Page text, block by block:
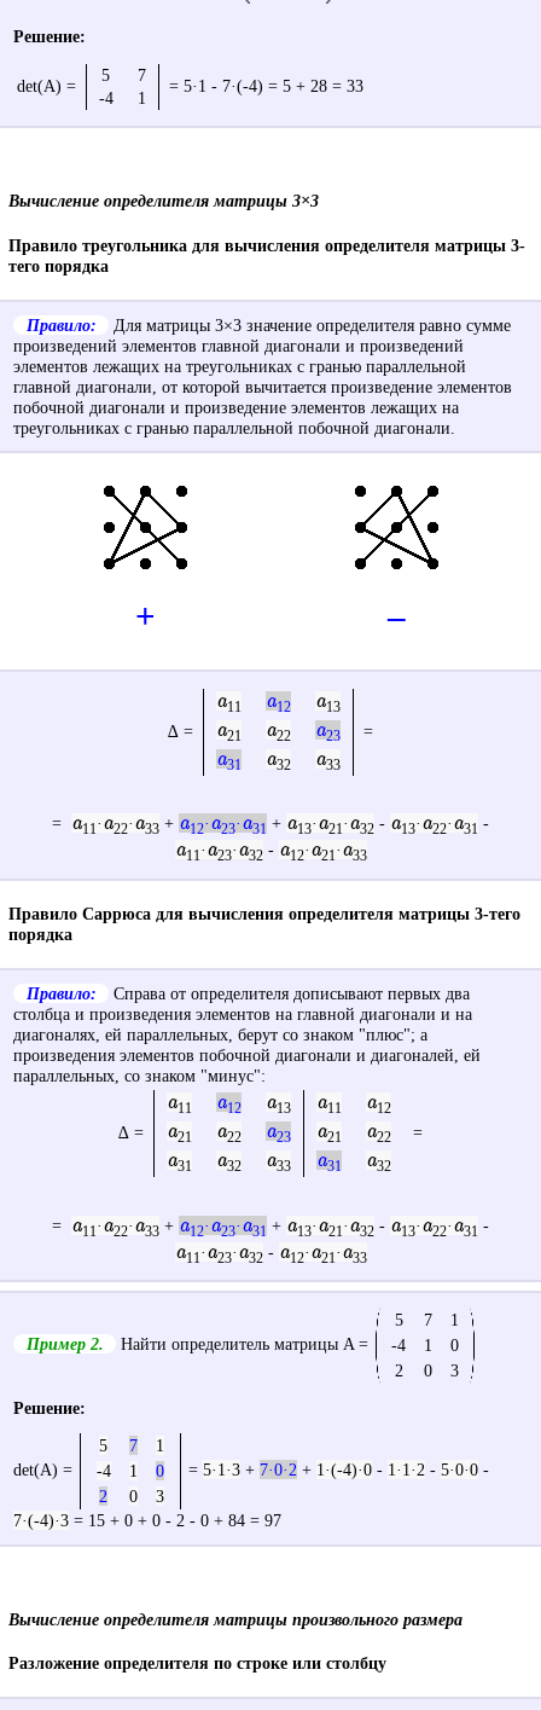
Решение:
det(A) =
5
7
-4
1
= 5·1 - 7·(-4) = 5 + 28 = 33
Вычисление определителя матрицы 3×3
Правило треугольника для вычисления определителя матрицы 3-
тего порядка
Правило:
Для матрицы 3×3 значение определителя равно сумме
произведений элементов главной диагонали и произведений
элементов лежащих на треугольниках с гранью параллельной
главной диагонали, от которой вычитается произведение элементов
побочной диагонали и произведение элементов лежащих на
треугольниках с гранью параллельной побочной диагонали.
+ –
∆ =
a11 a12 a13
a21 a22 a23
a31 a32 a33
=
= a11·a22·a33 + a12·a23·a31 + a13·a21·a32 - a13·a22·a31 -
a11·a23·a32- a12·a21·a33
Правило Саррюса для вычисления определителя матрицы 3-тего
порядка
Правило:
Справа от определителя дописывают первых два
столбца и произведения элементов на главной диагонали и на
диагоналях, ей параллельных, берут со знаком "плюс"; а
произведения элементов побочной диагонали и диагоналей, ей
параллельных, со знаком "минус":
∆ =
a11 a12 a13 a11 a12
a21 a22 a23 a21 a22
a31 a32 a33 a31 a32
=
= a11 ·a22·a33 + a12·a23·a31 + a13·a21 ·a32 - a13·a22·a31 -
a11 ·a23·a32- a12·a21 ·a33
Пример 2. Найти определитель матрицы A =
5 7
1
-4
1
0
2
0
3
Решение:
det(A) =
5 7
1
-4
1
0
2
0 3
= 5·1·3+ 7·0·2 + 1·(-4)·0- 1·1·2 - 5·0·0-
7·(-4)·3= 15 + 0 + 0 - 2 - 0 + 84 = 97
Вычисление определителя матрицы произвольного размера
Разложение определителя по строке или столбцу